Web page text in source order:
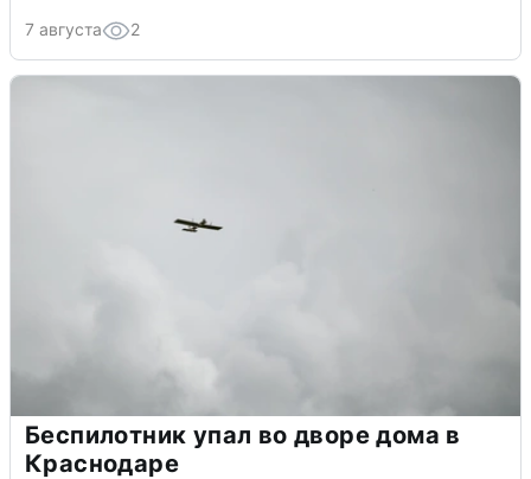
7 августа 2
Беспилотник упал во дворе дома в
Краснодаре